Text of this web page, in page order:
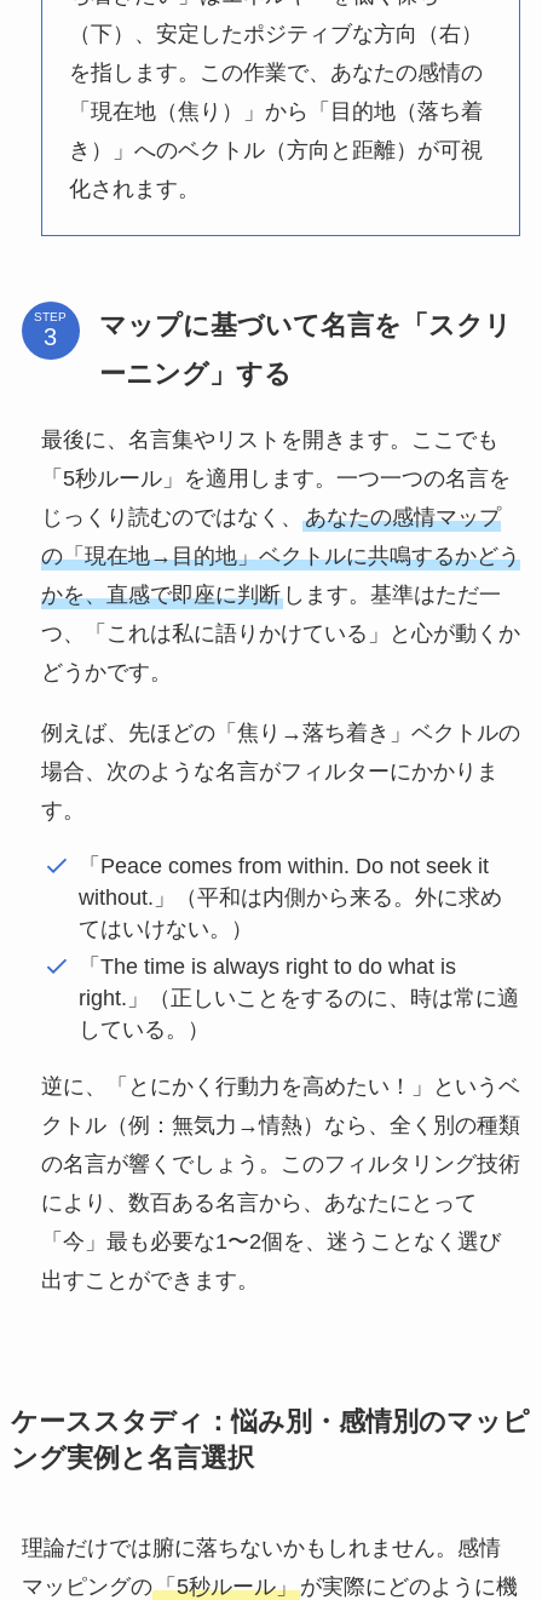
（下）、安定したポジティブな方向（右）
を指します。この作業で、あなたの感情の
「現在地（焦り）」から「目的地（落ち着
き）」へのベクトル（方向と距離）が可視
化されます。
STEP
マップに基づいて名言を「スクリ
ーニング」する
最後に、名言集やリストを開きます。ここでも
「5秒ルール」を適用します。一つ一つの名言を
じっくり読むのではなく、 あなたの感情マップ
の「現在地→目的地」ベクトルに共鳴するかどう
かを、直感で即座に判断します。基準はただ一
つ、「これは私に語りかけている」と心が動くか
どうかです。
例えば、先ほどの「焦り→落ち着き」ベクトルの
場合、次のような名言がフィルターにかかりま
す。
「Peace comes from within. Do not seek it
without.」（平和は内側から来る。外に求め
てはいけない。）
「The time is always right to do what is
right.」（正しいことをするのに、時は常に適
している。）
逆に、「とにかく行動力を高めたい！」というベ
クトル（例：無気力→情熱）なら、全く別の種類
の名言が響くでしょう。このフィルタリング技術
により、数百ある名言から、あなたにとって
「今」最も必要な1〜2個を、迷うことなく選び
出すことができます。
ケーススタディ：悩み別・感情別のマッピ
ング実例と名言選択
理論だけでは腑に落ちないかもしれません。感情
マッピングの「5秒ルール」が実際にどのように機